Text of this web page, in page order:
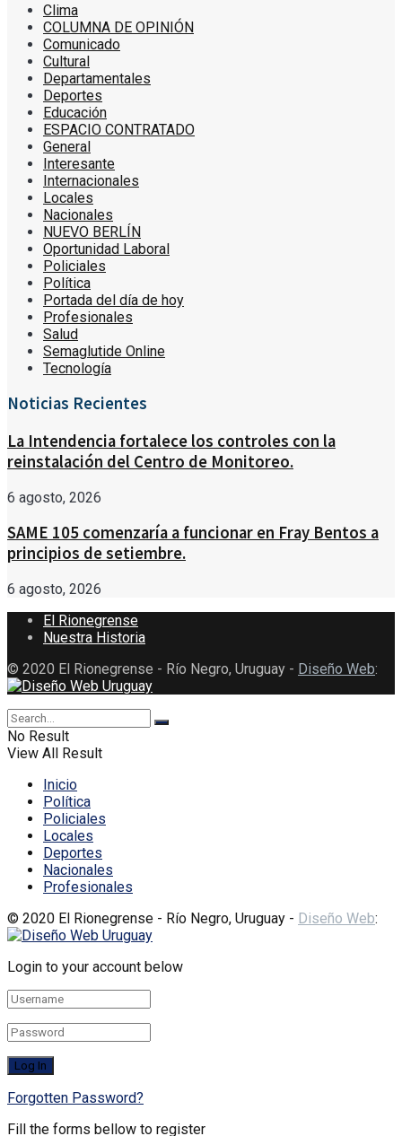
Clima
COLUMNA DE OPINIÓN
Comunicado
Cultural
Departamentales
Deportes
Educación
ESPACIO CONTRATADO
General
Interesante
Internacionales
Locales
Nacionales
NUEVO BERLÍN
Oportunidad Laboral
Policiales
Política
Portada del día de hoy
Profesionales
Salud
Semaglutide Online
Tecnología
Noticias Recientes
La Intendencia fortalece los controles con la
reinstalación del Centro de Monitoreo.
6 agosto, 2026
SAME 105 comenzaría a funcionar en Fray Bentos a
principios de setiembre.
6 agosto, 2026
El Rionegrense
Nuestra Historia
© 2020 El Rionegrense - Río Negro, Uruguay - Diseño Web:
No Result
View All Result
Inicio
Política
Policiales
Locales
Deportes
Nacionales
Profesionales
© 2020 El Rionegrense - Río Negro, Uruguay - Diseño Web:
Login to your account below
Forgotten Password?
Fill the forms bellow to register